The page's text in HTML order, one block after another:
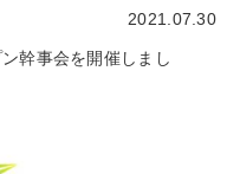
2021.07.30
幹事会を開催しまし